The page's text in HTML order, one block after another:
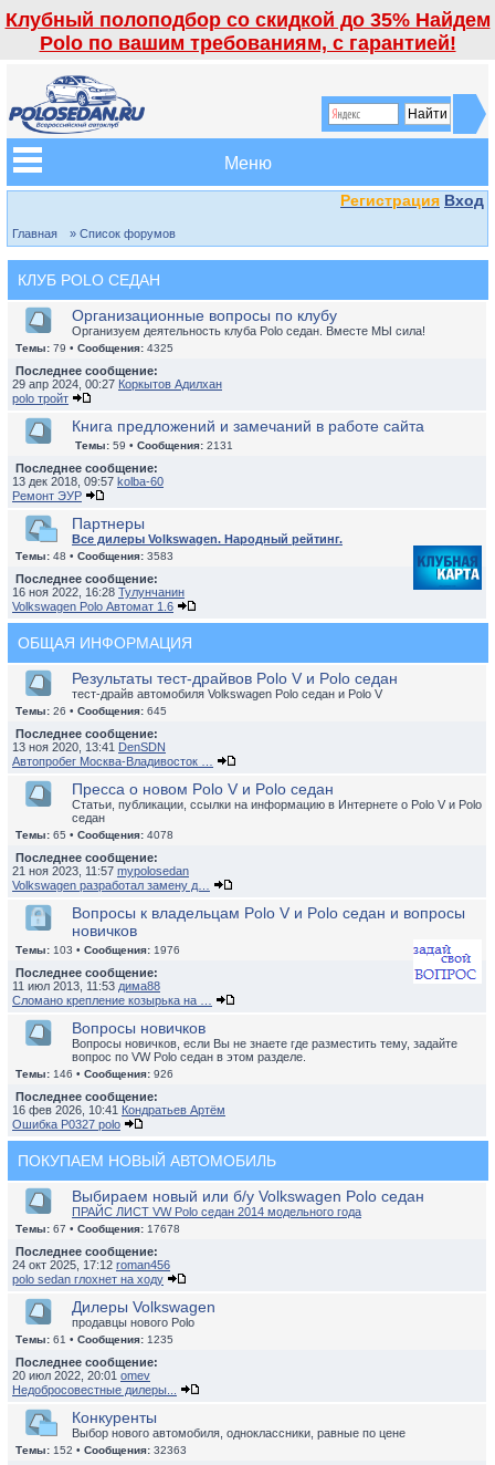
Клубный полоподбор со скидкой до 35% Найдем
Polo по вашим требованиям, с гарантией!
Меню
Регистрация Вход
Главная » Список форумов
КЛУБ POLO СЕДАН
Организационные вопросы по клубу
Организуем деятельность клуба Polo седан. Вместе МЫ сила!
Темы: 79 • Сообщения: 4325
Последнее сообщение:
29 апр 2024, 00:27 Коркытов Адилхан
polo тройт
Книга предложений и замечаний в работе сайта
Темы: 59 • Сообщения: 2131
Последнее сообщение:
13 дек 2018, 09:57 kolba-60
Ремонт ЭУР
Партнеры
Все дилеры Volkswagen. Народный рейтинг.
Темы: 48 • Сообщения: 3583
Последнее сообщение:
16 ноя 2022, 16:28 Тулунчанин
Volkswagen Polo Автомат 1.6
ОБЩАЯ ИНФОРМАЦИЯ
Результаты тест-драйвов Polo V и Polo седан
тест-драйв автомобиля Volkswagen Polo седан и Polo V
Темы: 26 • Сообщения: 645
Последнее сообщение:
13 ноя 2020, 13:41 DenSDN
Автопробег Москва-Владивосток …
Пресса о новом Polo V и Polo седан
Статьи, публикации, ссылки на информацию в Интернете о Polo V и Polo
седан
Темы: 65 • Сообщения: 4078
Последнее сообщение:
21 ноя 2023, 11:57 mypolosedan
Volkswagen разработал замену д…
Вопросы к владельцам Polo V и Polo седан и вопросы
новичков
Темы: 103 • Сообщения: 1976
Последнее сообщение:
11 июл 2013, 11:53 дима88
Сломано крепление козырька на …
Вопросы новичков
Вопросы новичков, если Вы не знаете где разместить тему, задайте
вопрос по VW Polo седан в этом разделе.
Темы: 146 • Сообщения: 926
Последнее сообщение:
16 фев 2026, 10:41 Кондратьев Артём
Ошибка P0327 polo
ПОКУПАЕМ НОВЫЙ АВТОМОБИЛЬ
Выбираем новый или б/у Volkswagen Polo седан
ПРАЙС ЛИСТ VW Polo седан 2014 модельного года
Темы: 67 • Сообщения: 17678
Последнее сообщение:
24 окт 2025, 17:12 roman456
polo sedan глохнет на ходу
Дилеры Volkswagen
продавцы нового Polo
Темы: 61 • Сообщения: 1235
Последнее сообщение:
20 июл 2022, 20:01 omev
Недобросовестные дилеры...
Конкуренты
Выбор нового автомобиля, одноклассники, равные по цене
Темы: 152 • Сообщения: 32363